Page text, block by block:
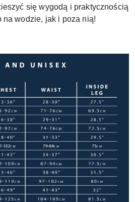
się wygodą i praktycznością
na wodzie, jak i poza nią!